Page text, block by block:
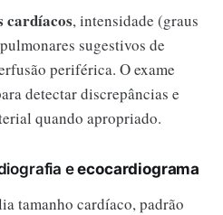
cardíacos, intensidade (graus
sugestivos de
periférica. O exame
detectar discrepâncias e
quando apropriado.
eecocardiograma
tamanho cardíaco, padrão